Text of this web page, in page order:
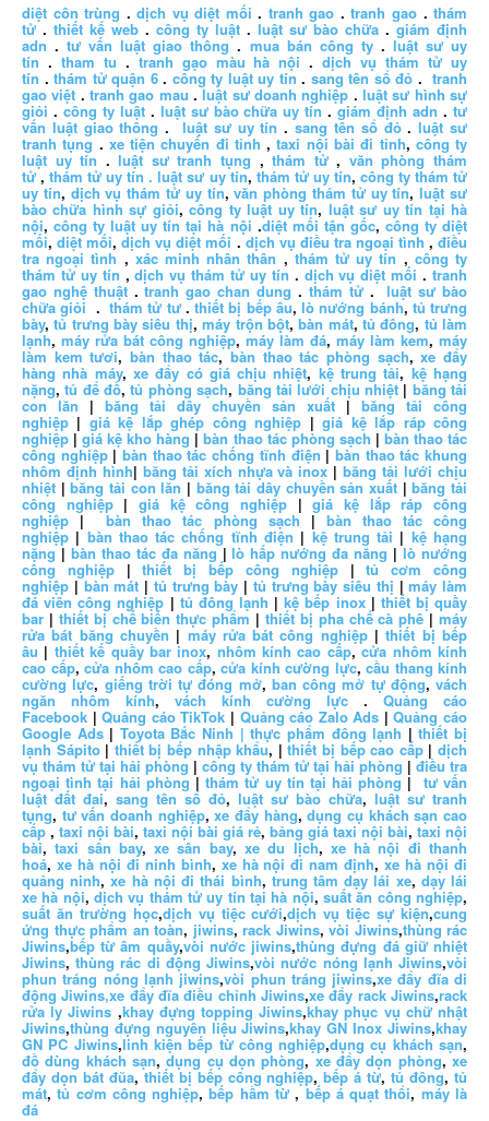
diệt côn trùng .dịch vụ diệt mối . tranh gao .tranh gao .thám
tử. thiết kế web . công ty luật . luật sư bào chữa .giám định
adn .tư vấn luật giao thông. mua bán công ty. luật sư uy
tín . tham tu .tranh gạo màu hà nội .dịch vụ thám tử uy
tín .thám tử quận 6. công ty luật uy tín . sang tên sổ đỏ .tranh
gao việt .tranh gao mau .luật sư doanh nghiệp .luật sư hình sự
giỏi . công ty luật. luật sư bào chữa uy tín .giám định adn .tư
vấn luật giao thông .luật sư uy tín .sang tên sổ đỏ.luật sư
tranh tụng . xe tiện chuyến đi tỉnh ,taxi nội bài đi tỉnh, công ty
luật uy tín .luật sư tranh tụng ,thám tử, văn phòng thám
tử,thám tử uy tín . luật sư uy tín, thám tử uy tín, công ty thám tử
uy tín, dịch vụ thám tử uy tín,văn phòng thám tử uy tín,luật sư
bào chữa hình sự giỏi,công ty luật uy tín, luật sư uy tín tại hà
nội,công ty luật uy tín tại hà nội .diệt mối tận gốc, công ty diệt
mối,diệt mối,dịch vụ diệt mối .dịch vụ điều tra ngoại tình ,điều
tra ngoại tình ,xác minh nhân thân ,thám tử uy tín , công ty
thám tử uy tín ,dịch vụ thám tử uy tín . dịch vụ diệt mối .tranh
gao nghệ thuật.tranh gao chan dung . thám tử.luật sư bào
chữa giỏi .thám tử tư.thiết bị bếp âu,lò nướng bánh, tủ trưng
bày,tủ trưng bày siêu thị,máy trộn bột,bàn mát,tủ đông, tủ làm
lạnh, máy rửa bát công nghiệp, máy làm đá, máy làm kem, máy
làm kem tươi,bàn thao tác,bàn thao tác phòng sạch,xe đẩy
hàng nhà máy, xe đẩy có giá chịu nhiệt, kệ trung tải, kệ hạng
nặng,tủ để đồ,tủ phòng sạch, băng tải lưới chịu nhiệt| băng tải
con lăn | băng tải dây chuyền sản xuất | băng tải công
nghiệp | giá kệ lắp ghép công nghiệp |giá kệ lắp ráp công
nghiệp |giá kệ kho hàng |bàn thao tác phòng sạch | bàn thao tác
công nghiệp|bàn thao tác chống tĩnh điện |bàn thao tác khung
nhôm định hình| băng tải xích nhựa và inox|băng tải lưới chịu
nhiệt |băng tải con lăn | băng tải dây chuyền sản xuất |băng tải
công nghiệp|giá kệ công nghiệp |giá kệ lắp ráp công
nghiệp |bàn thao tác phòng sạch| bàn thao tác công
nghiệp | bàn thao tác chống tĩnh điện | kệ trung tải | kệ hạng
nặng| bàn thao tác đa năng|lò hấp nướng đa năng |lò nướng
công nghiệp|thiết bị bếp công nghiệp|tủ cơm công
nghiệp |bàn mát | tủ trưng bày | tủ trưng bày siêu thị |máy làm
đá viên công nghiệp | tủ đông lạnh |kệ bếp inox| thiết bị quầy
bar | thiết bị chế biến thực phẩm | thiết bị pha chế cà phê| máy
rửa bát băng chuyền | máy rửa bát công nghiệp|thiết bị bếp
âu | thiết kế quầy bar inox, nhôm kính cao cấp,cửa nhôm kính
cao cấp, cửa nhôm cao cấp, cửa kính cường lực, cầu thang kính
cường lực, giếng trời tự đóng mở, ban công mở tự động, vách
ngăn nhôm kính, vách kính cường lực .Quảng cáo
Facebook |Quảng cáo TikTok | Quảng cáo Zalo Ads |Quảng cáo
Google Ads| Toyota Bắc Ninh | thực phẩm đông lạnh |thiết bị
lạnh Sápito |thiết bị bếp nhập khẩu, |thiết bị bếp cao cấp|dịch
vụ thám tử tại hải phòng | công ty thám tử tại hải phòng |điều tra
ngoại tình tại hải phòng |thám tử uy tín tại hải phòng | tư vấn
luật đất đai, sang tên sổ đỏ, luật sư bào chữa, luật sư tranh
tụng, tư vấn doanh nghiệp,xe đẩy hàng,dụng cụ khách sạn cao
cấp, taxi nội bài, taxi nội bài giá rẻ, bảng giá taxi nội bài, taxi nội
bài,taxi sân bay,xe sân bay,xe du lịch, xe hà nội đi thanh
hoá, xe hà nội đi ninh bình, xe hà nội đi nam định,xe hà nội đi
quảng ninh,xe hà nội đi thái bình, trung tâm dạy lái xe, dạy lái
xe hà nội,dịch vụ thám tử uy tín tại hà nội,suất ăn công nghiệp,
suất ăn trường học,dịch vụ tiệc cưới,dịch vụ tiệc sự kiện,cung
ứng thực phẩm an toàn, jiwins, rack Jiwins, vòi Jiwins,thùng rác
Jiwins,bếp từ âm quầy,vòi nước jiwins,thùng đựng đá giữ nhiệt
Jiwins,thùng rác di động Jiwins,vòi nước nóng lạnh Jiwins,vòi
phun tráng nóng lạnh jiwins,vòi phun tráng jiwins,xe đẩy đĩa di
động Jiwins,xe đẩy đĩa điều chỉnh Jiwins,xe đẩy rack Jiwins,rack
rửa ly Jiwins ,khay đựng topping Jiwins,khay phục vụ chữ nhật
Jiwins,thùng đựng nguyên liệu Jiwins,khay GN Inox Jiwins,khay
GN PC Jiwins,linh kiện bếp từ công nghiệp,dụng cụ khách sạn,
đồ dùng khách sạn,dụng cụ dọn phòng,xe đẩy dọn phòng,xe
đẩy dọn bát đũa,thiết bị bếp công nghiệp,bếp á từ,tủ đông,tủ
mát,tủ cơm công nghiệp,bếp hầm từ ,bếp á quạt thổi, máy là
đá